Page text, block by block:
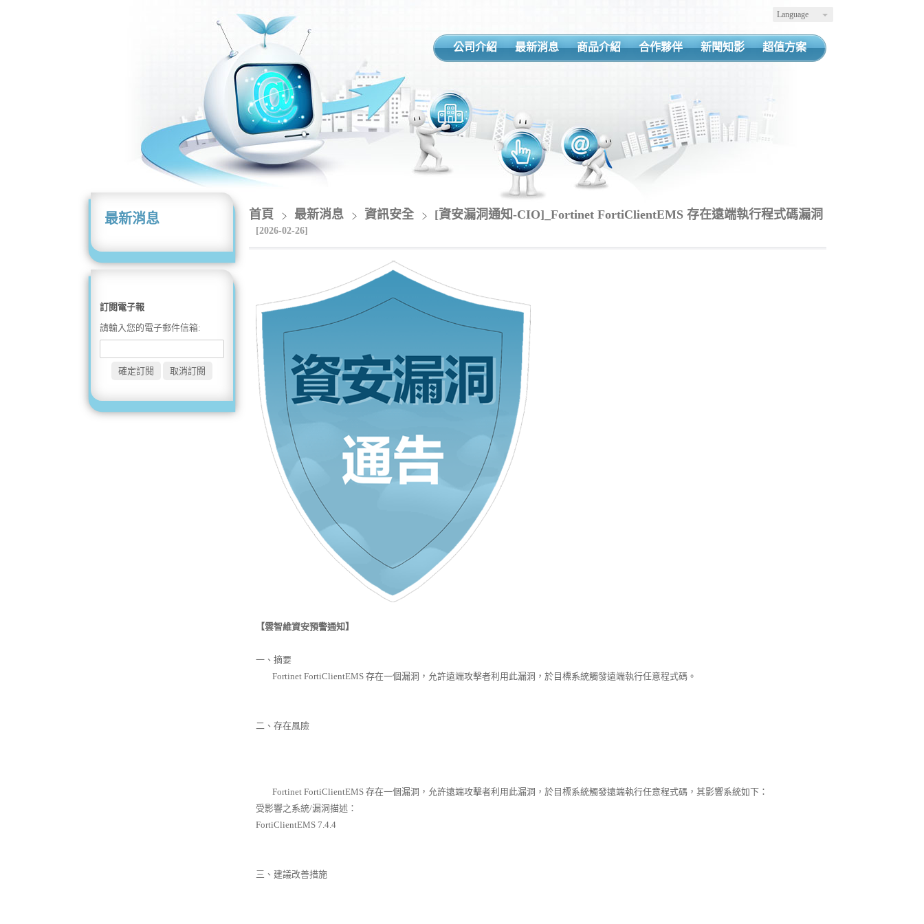
Language
公司介紹 最新消息 商品介紹 合作夥伴 新聞知影 超值方案
最新消息
訂閱電子報
請輸入您的電子郵件信箱:
首頁 最新消息 資訊安全 [資安漏洞通知-CIO]_Fortinet FortiClientEMS 存在遠端執行程式碼漏洞
[2026-02-26]
【雲智維資安預警通知】
一、摘要
Fortinet FortiClientEMS 存在一個漏洞，允許遠端攻擊者利用此漏洞，於目標系統觸發遠端執行任意程式碼。
二、存在風險
Fortinet FortiClientEMS 存在一個漏洞，允許遠端攻擊者利用此漏洞，於目標系統觸發遠端執行任意程式碼，其影響系統如下：
受影響之系統/漏洞描述：
FortiClientEMS 7.4.4
三、建議改善措施